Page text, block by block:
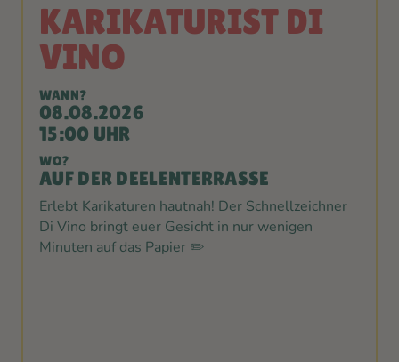
KARIKATURIST DI
VINO
WANN?
08.08.2026
15:00 UHR
WO?
AUF DER DEELENTERRASSE
Erlebt Karikaturen hautnah! Der Schnellzeichner
Di Vino bringt euer Gesicht in nur wenigen
Minuten auf das Papier ✏️